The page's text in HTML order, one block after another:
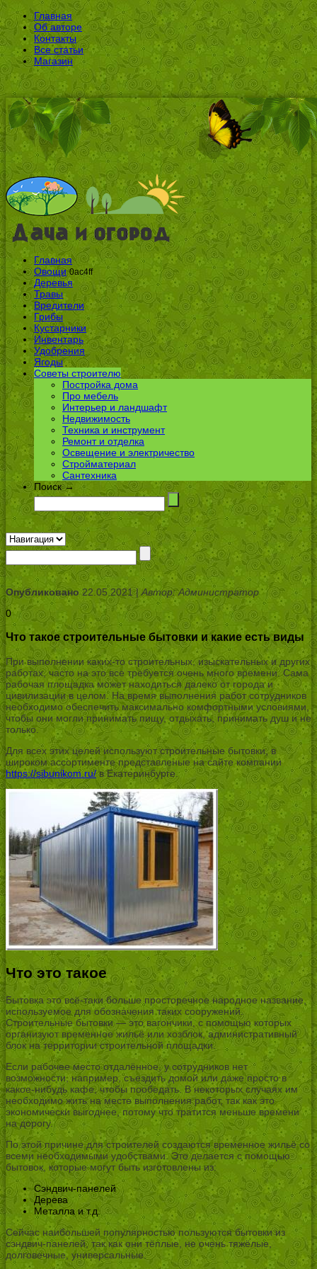
Главная
Об авторе
Контакты
Все статьи
Магазин
Главная
Овощи 0ac4ff
Деревья
Травы
Вредители
Грибы
Кустарники
Инвентарь
Удобрения
Ягоды
Советы строителю
Постройка дома
Про мебель
Интерьер и ландшафт
Недвижимость
Техника и инструмент
Ремонт и отделка
Освещение и электричество
Стройматериал
Сантехника
Поиск →
Опубликовано22.05.2021 |Автор: Администратор
0
Что такое строительные бытовки и какие есть виды
При выполнении каких-то строительных, изыскательных и других
работах, часто на это все требуется очень много времени. Сама
рабочая площадка может находиться далеко от города и
цивилизации в целом. На время выполнения работ сотрудников
необходимо обеспечить максимально комфортными условиями,
чтобы они могли принимать пищу, отдыхать, принимать душ и не
только.
Для всех этих целей используют строительные бытовки, в
широком ассортименте представленые на сайте компании
https://sibunikom.ru/в Екатеринбурге.
Что это такое
Бытовка это всё-таки больше просторечное народное название,
используемое для обозначения таких сооружений.
Строительные бытовки — это вагончики, с помощью которых
организуют временное жильё или хозблок, административный
блок на территории строительной площадки.
Если рабочее место отдалённое, у сотрудников нет
возможности, например, съездить домой или даже просто в
какое-нибудь кафе, чтобы пообедать. В некоторых случаях им
необходимо жить на месте выполнения работ, так как это
экономически выгоднее, потому что тратится меньше времени
на дорогу.
По этой причине для строителей создаются временное жильё со
всеми необходимыми удобствами. Это делается с помощью
бытовок, которые могут быть изготовлены из:
Сэндвич-панелей
Дерева
Металла и т.д.
Сейчас наибольшей популярностью пользуются бытовки из
сэндвич-панелей, так как они тёплые, не очень тяжёлые,
долговечные, универсальные.